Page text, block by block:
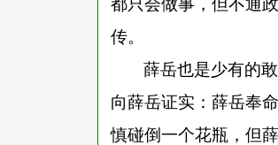
都只会做事，但不通
传。
薛岳也是少有的
向薛岳证实：薛岳奉
慎碰倒一个花瓶，但